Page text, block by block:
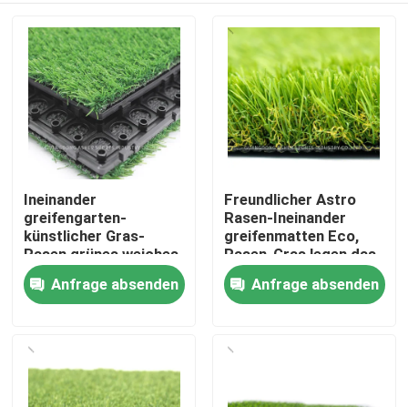
Zu Hause
Videos
Ineinander
greifengarten-
künstlicher Gras-
Rasen grünes weiches
PET Material
Anfrage absenden
Freundlicher Astro
Rasen-Ineinander
greifenmatten Eco,
Rasen-Gras legen das
8 Zoll-Messgerät mit
Teppich aus
Anfrage absenden